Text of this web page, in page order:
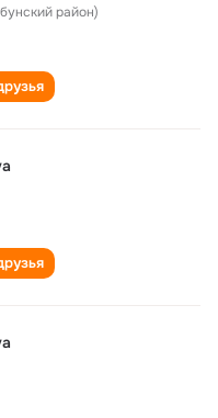
район)